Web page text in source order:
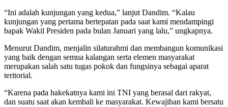
“Ini adalah kunjungan yang kedua,” lanjut Dandim. “Kalau
kunjungan yang pertama bertepatan pada saat kami mendampingi
bapak Wakil Presiden pada bulan Januari yang lalu,” ungkapnya.
Menurut Dandim, menjalin silaturahmi dan membangun komunikasi
yang baik dengan semua kalangan serta elemen masyarakat
merupakan salah satu tugas pokok dan fungsinya sebagai aparat
teritorial.
“Karena pada hakekatnya kami ini TNI yang berasal dari rakyat,
dan suatu saat akan kembali ke masyarakat. Kewajiban kami bersatu